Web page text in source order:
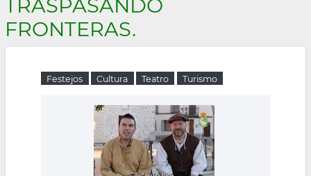
la
navegación
TRASPASANDO
FRONTERAS.
Festejos Cultura Teatro Turismo